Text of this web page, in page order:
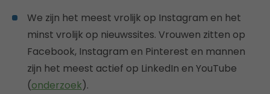
We zijn het meest vrolijk op Instagram en het
minst vrolijk op nieuwssites. Vrouwen zitten op
Facebook, Instagram en Pinterest en mannen
zijn het meest actief op LinkedIn en YouTube
(onderzoek).